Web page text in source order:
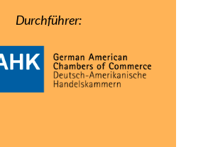
Durchführer: